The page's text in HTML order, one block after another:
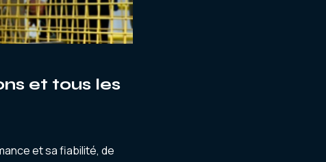
et tous les
et sa fiabilité, de